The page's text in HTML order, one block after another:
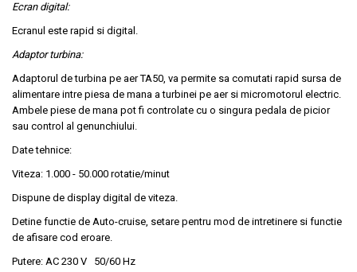
Ecran digital:
Ecranul este rapid si digital.
Adaptor turbina:
Adaptorul de turbina pe aer TA50, va permite sa comutati rapid sursa de
alimentare intre piesa de mana a turbinei pe aer si micromotorul electric.
Ambele piese de mana pot fi controlate cu o singura pedala de picior
sau control al genunchiului.
Date tehnice:
Viteza: 1.000 - 50.000 rotatie/minut
Dispune de display digital de viteza.
Detine functie de Auto-cruise, setare pentru mod de intretinere si functie
de afisare cod eroare.
Putere: AC 230 V 50/60 Hz